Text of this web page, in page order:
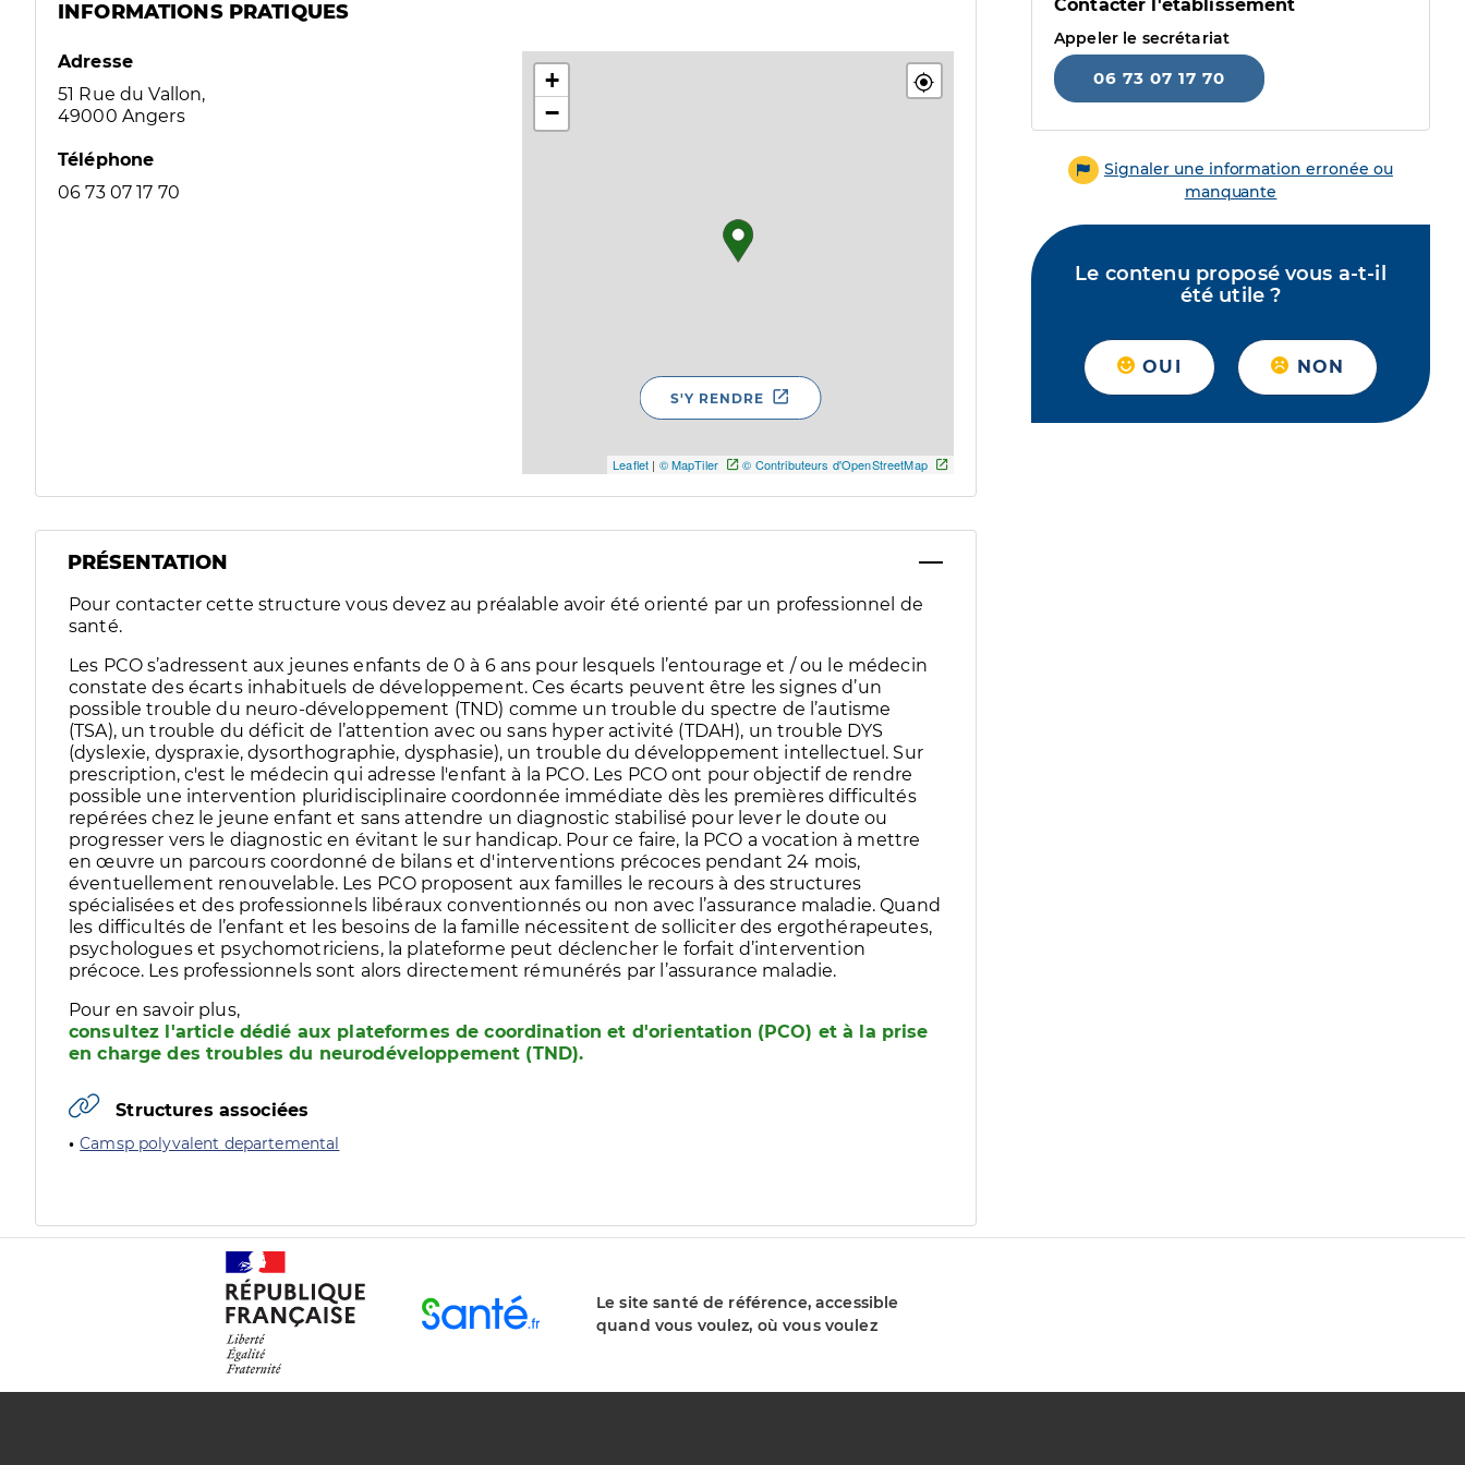
INFORMATIONS PRATIQUES
Adresse
51 Rue du Vallon,
49000 Angers
Téléphone
06 73 07 17 70
+
−
Leaflet | © MapTiler © Contributeurs d'OpenStreetMap
S'Y RENDRE
PRÉSENTATION
Pour contacter cette structure vous devez au préalable avoir été orienté par un professionnel de
santé.
Les PCO s’adressent aux jeunes enfants de 0 à 6 ans pour lesquels l’entourage et / ou le médecin
constate des écarts inhabituels de développement. Ces écarts peuvent être les signes d’un
possible trouble du neuro-développement (TND) comme un trouble du spectre de l’autisme
(TSA), un trouble du déficit de l’attention avec ou sans hyper activité (TDAH), un trouble DYS
(dyslexie, dyspraxie, dysorthographie, dysphasie), un trouble du développement intellectuel. Sur
prescription, c'est le médecin qui adresse l'enfant à la PCO. Les PCO ont pour objectif de rendre
possible une intervention pluridisciplinaire coordonnée immédiate dès les premières difficultés
repérées chez le jeune enfant et sans attendre un diagnostic stabilisé pour lever le doute ou
progresser vers le diagnostic en évitant le sur handicap. Pour ce faire, la PCO a vocation à mettre
en œuvre un parcours coordonné de bilans et d'interventions précoces pendant 24 mois,
éventuellement renouvelable. Les PCO proposent aux familles le recours à des structures
spécialisées et des professionnels libéraux conventionnés ou non avec l’assurance maladie. Quand
les difficultés de l’enfant et les besoins de la famille nécessitent de solliciter des ergothérapeutes,
psychologues et psychomotriciens, la plateforme peut déclencher le forfait d’intervention
précoce. Les professionnels sont alors directement rémunérés par l’assurance maladie.
Pour en savoir plus,
consultez l'article dédié aux plateformes de coordination et d'orientation (PCO) et à la prise
en charge des troubles du neurodéveloppement (TND).
Structures associées
Camsp polyvalent departemental
Contacter l'établissement
Appeler le secrétariat
06 73 07 17 70
Signaler une information erronée ou
manquante
Le contenu proposé vous a-t-il
été utile ?
OUI NON
Le site santé de référence, accessible
quand vous voulez, où vous voulez